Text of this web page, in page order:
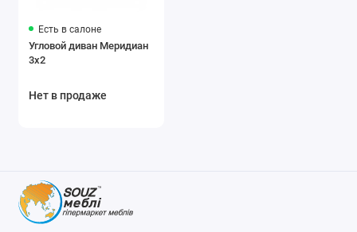
Есть в салоне
Угловой диван Меридиан
3x2
Нет в продаже